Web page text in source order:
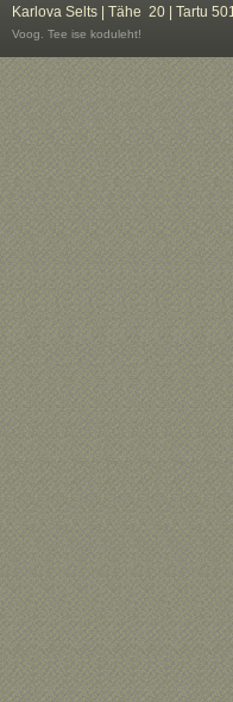
Karlova Selts | Tähe 20 | Tartu
Voog. Tee ise koduleht!